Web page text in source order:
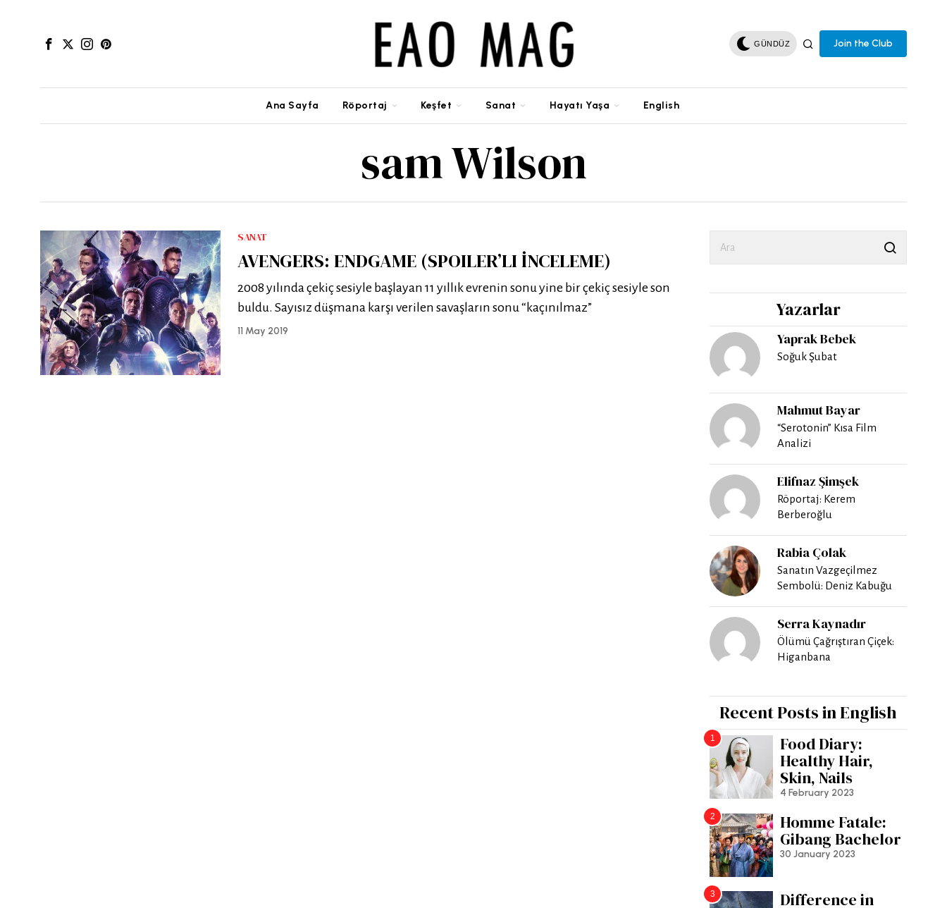
GÜNDÜZ Join the Club
Ana Sayfa Röportaj Keşfet Sanat Hayatı Yaşa English
sam Wilson
SANAT
AVENGERS: ENDGAME (SPOILER’LI İNCELEME)
2008 yılında çekiç sesiyle başlayan 11 yıllık evrenin sonu yine bir çekiç sesiyle son
buldu. Sayısız düşmana karşı verilen savaşların sonu “kaçınılmaz”
11 May 2019
Yazarlar
Yaprak Bebek
Soğuk Şubat
Mahmut Bayar
“Serotonin” Kısa Film
Analizi
Elifnaz Şimşek
Röportaj: Kerem
Berberoğlu
Rabia Çolak
Sanatın Vazgeçilmez
Sembolü: Deniz Kabuğu
Serra Kaynadır
Ölümü Çağrıştıran Çiçek:
Higanbana
Recent Posts in English
1
Food Diary:
Healthy Hair,
Skin, Nails
4 February 2023
2
Homme Fatale:
Gibang Bachelor
30 January 2023
3
Difference in